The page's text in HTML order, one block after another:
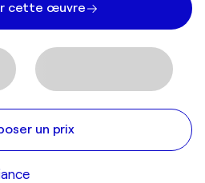
cette œuvre
un prix